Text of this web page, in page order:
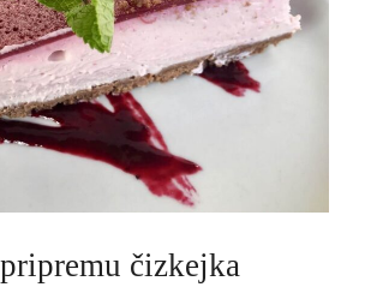
čizkejka